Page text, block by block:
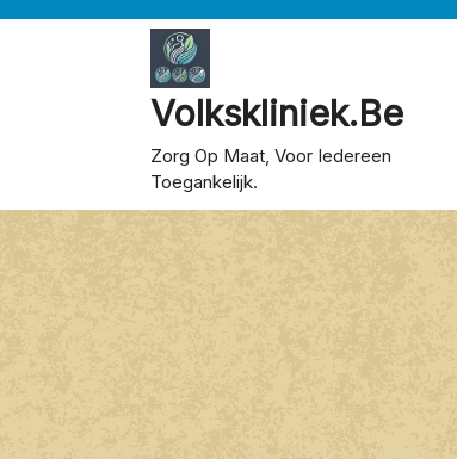
Volkskliniek.be
Zorg Op Maat, Voor Iedereen
Toegankelijk.